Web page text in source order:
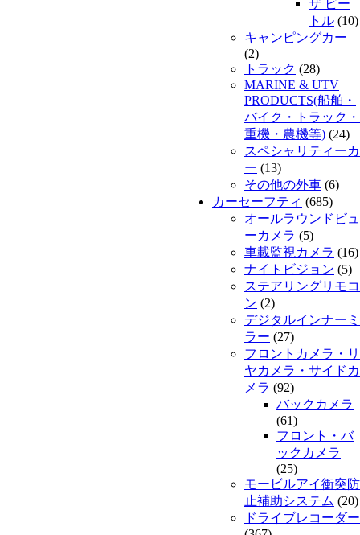
ザ ビー
トル (10)
キャンピングカー
(2)
トラック (28)
MARINE & UTV
PRODUCTS(船舶・
バイク・トラック・
重機・農機等) (24)
スペシャリティーカ
ー (13)
その他の外車 (6)
カーセーフティ (685)
オールラウンドビュ
ーカメラ (5)
車載監視カメラ (16)
ナイトビジョン (5)
ステアリングリモコ
ン (2)
デジタルインナーミ
ラー (27)
フロントカメラ・リ
ヤカメラ・サイドカ
メラ (92)
バックカメラ
(61)
フロント・バ
ックカメラ
(25)
モービルアイ衝突防
止補助システム (20)
ドライブレコーダー